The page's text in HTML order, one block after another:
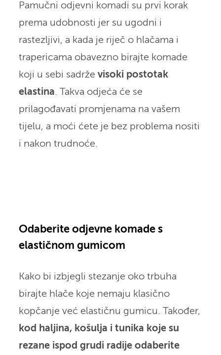
Pamučni odjevni komadi su prvi korak
prema udobnosti jer su ugodni i
rastezljivi, a kada je riječ o hlačama i
trapericama obavezno birajte komade
koji u sebi sadrže visoki postotak
elastina. Takva odjeća će se
prilagođavati promjenama na vašem
tijelu, a moći ćete je bez problema nositi
i nakon trudnoće.
Odaberite odjevne komade s
elastičnom gumicom
Kako bi izbjegli stezanje oko trbuha
birajte hlače koje nemaju klasično
kopčanje već elastičnu gumicu. Također,
kod haljina, košulja i tunika koje su
rezane ispod grudi radije odaberite